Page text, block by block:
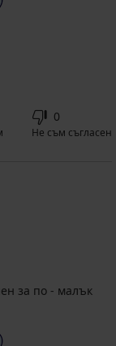
0
Не съм съгласен
за по - малък